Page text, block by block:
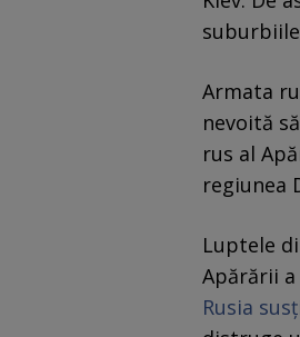
Armata
nevoită
rus al
regiunea
Luptele
Apărării
Rusia